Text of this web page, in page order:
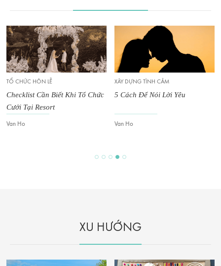
TỔ CHỨC HÔN LỄ
Checklist Cần Biết Khi Tổ Chức
Cưới Tại Resort
Van Ho
XÂY DỰNG TÌNH CẢM
5 Cách Để Nói Lời Yêu
Van Ho
XU HƯỚNG